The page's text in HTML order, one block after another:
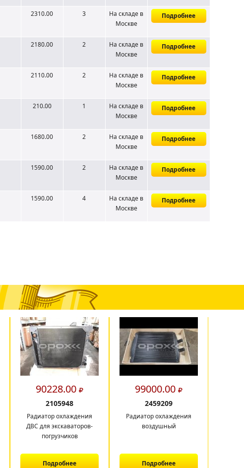
2310.00 3 На складе в
Москве
Подробнее
2180.00 2 На складе в
Москве
Подробнее
2110.00 2 На складе в
Москве
Подробнее
210.00 1 На складе в
Москве
Подробнее
1680.00 2 На складе в
Москве
Подробнее
1590.00 2 На складе в
Москве
Подробнее
1590.00 4 На складе в
Москве
Подробнее
90228.00
2105948
Радиатор охлаждения
ДВС для экскаваторов-
погрузчиков
Подробнее
99000.00
2459209
Радиатор охлаждения
воздушный
Подробнее